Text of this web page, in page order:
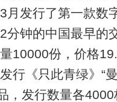
月发行了第一款数
分钟的中国最早的
10000份，价格
行《只此青绿》“曼
，发行数量各